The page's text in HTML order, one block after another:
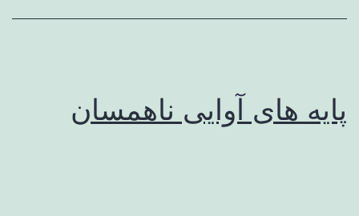
پایه های آوایی ناهمسان